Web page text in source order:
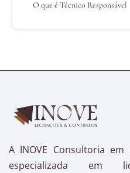
O que é Técnico Responsável
A INOVE Consultoria
especializada em